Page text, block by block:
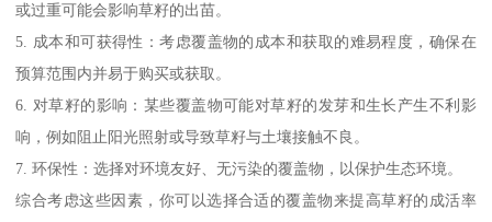
或过重可能会影响草籽的出苗。
5. 成本和可获得性：考虑覆盖物的成本和获取的难易程度，确保在
预算范围内并易于购买或获取。
6. 对草籽的影响：某些覆盖物可能对草籽的发芽和生长产生不利影
响，例如阻止阳光照射或导致草籽与土壤接触不良。
7. 环保性：选择对环境友好、无污染的覆盖物，以保护生态环境。
综合考虑这些因素，你可以选择合适的覆盖物来提高草籽的成活率